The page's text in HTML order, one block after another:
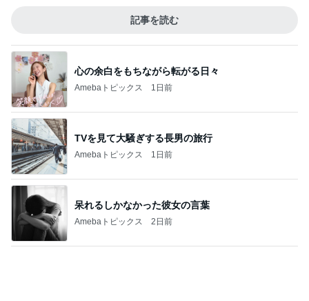
記事を読む
心の余白をもちながら転がる日々
Amebaトピックス 1日前
TVを見て大騒ぎする長男の旅行
Amebaトピックス 1日前
呆れるしかなかった彼女の言葉
Amebaトピックス 2日前